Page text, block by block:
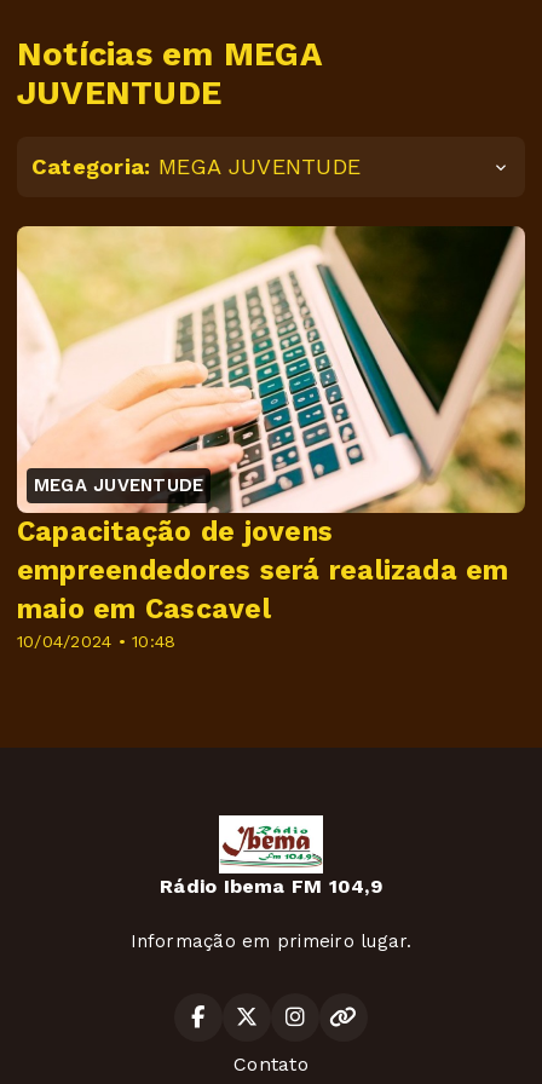
Notícias em MEGA
JUVENTUDE
Categoria: MEGA JUVENTUDE
MEGA JUVENTUDE
10/04/2024 • 10:48
Capacitação de jovens
empreendedores será realizada em
maio em Cascavel
Rádio Ibema FM 104,9
Informação em primeiro lugar.
Contato